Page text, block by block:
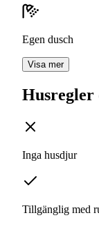
Egen dusch
Visa mer
Husregler
Inga husdjur
Tillgänglig med